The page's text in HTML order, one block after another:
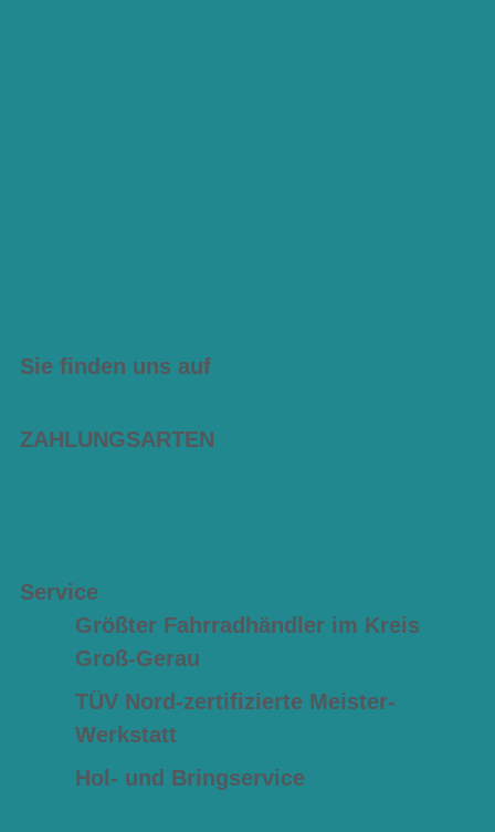
Sie finden uns auf
ZAHLUNGSARTEN
Service
Größter Fahrradhändler im Kreis
Groß-Gerau
TÜV Nord-zertifizierte Meister-
Werkstatt
Hol- und Bringservice